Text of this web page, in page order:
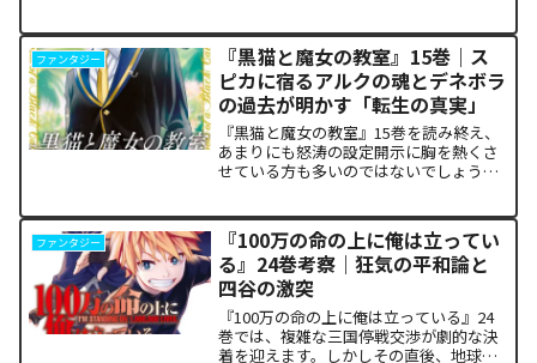
あまりにも重く、今後の世界の行方が気
になっている方も多いはずで...
ファンタジー
『黒猫と魔女の教室』15巻｜ス
ピカに宿るアルクの魂とデネボラ
の過去が明かす「転生の真実」
『黒猫と魔女の教室』15巻を読み終え、
あまりにも怒涛の設定開示に胸を熱くさ
せている方も多いのではないでしょう
ドの裏側で、本作最大のミステリーであ
った「アルクの正体」と...
ファンタジー
『100万の命の上に俺は立ってい
る』24巻考察｜狂気の平和論と
四谷の激突
『100万の命の上に俺は立っている』24
巻では、複雑な三国停戦交渉が劇的な決
着を迎えます。しかしその直後、地球を